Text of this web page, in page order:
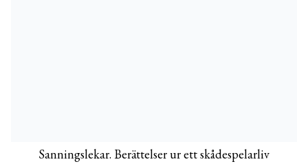
Sanningslekar. Berättelser ur ett skådespelarliv